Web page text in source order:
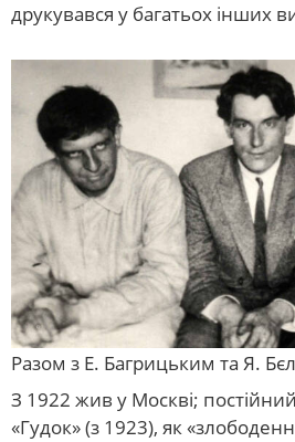
друкувався у багатьох інших
Разом з Е. Багрицьким та Я.
З 1922 жив у Москві;
«Гудок» (з 1923), як